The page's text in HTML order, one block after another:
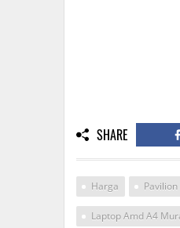
SHARE
Harga Pavilion
Laptop Amd A4